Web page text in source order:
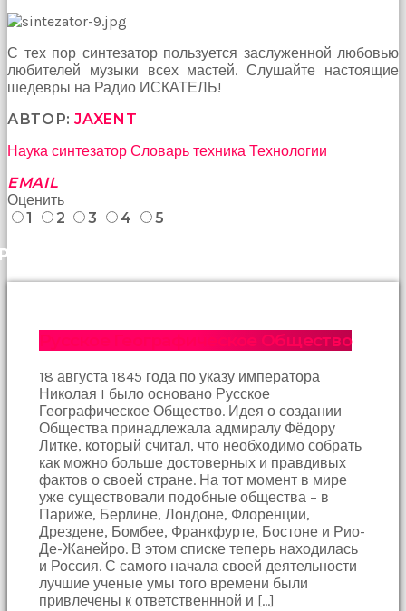
С тех пор синтезатор пользуется заслуженной любовью
любителей музыки всех мастей. Слушайте настоящие
шедевры на Радио ИСКАТЕЛЬ!
АВТОР:JAXENT
Наука синтезатор Словарь техника Технологии
EMAIL
Оценить
1
2 3 4 5
Русское Географическое Общество
18 августа 1845 года по указу императора
Николая I было основано Русское
Географическое Общество. Идея о создании
Общества принадлежала адмиралу Фёдору
Литке, который считал, что необходимо собрать
как можно больше достоверных и правдивых
фактов о своей стране. На тот момент в мире
уже существовали подобные общества – в
Париже, Берлине, Лондоне, Флоренции,
Дрездене, Бомбее, Франкфурте, Бостоне и Рио-
Де-Жанейро. В этом списке теперь находилась
и Россия. С самого начала своей деятельности
лучшие ученые умы того времени были
привлечены к ответственнной и […]